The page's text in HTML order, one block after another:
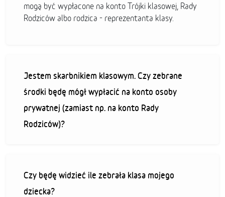
mogą być wypłacone na konto Trójki klasowej, Rady
Rodziców albo rodzica - reprezentanta klasy.
Jestem skarbnikiem klasowym. Czy zebrane
środki będę mógł wypłacić na konto osoby
prywatnej (zamiast np. na konto Rady
Rodziców)?
Czy będę widzieć ile zebrała klasa mojego
dziecka?